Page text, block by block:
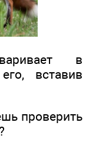
в
вставив
проверить